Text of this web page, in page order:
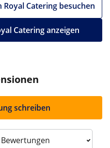
Catering besuchen
Catering anzeigen
schreiben